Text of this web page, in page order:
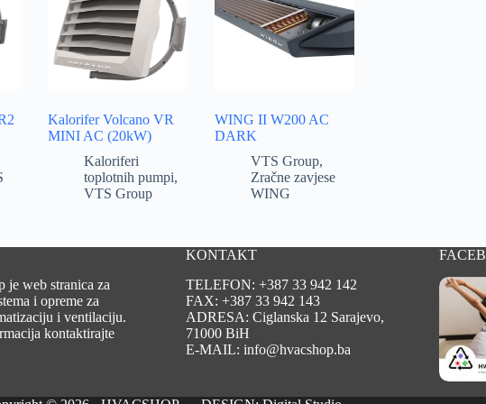
Kalorifer Volcano VR
MINI AC (20kW)
Kaloriferi
toplotnih pumpi,
VTS Group
WING II W200 AC
DARK
VTS Group,
Zračne zavjese
WING
je web stranica za
i opreme za
i ventilaciju.
kontaktirajte
KONTAKT
TELEFON: +387 33 942 142
FAX: +387 33 942 143
ADRESA: Ciglanska 12 Sarajevo,
71000 BiH
E-MAIL: info@hvacshop.ba